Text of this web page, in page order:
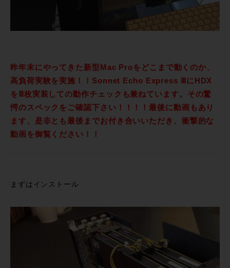
昨年末にやってきた新型Mac Proをどこまで動くのか、
高負荷実験を実施！！Sonnet Echo Express ⅢにHDX
をⅢ枚実装しての動作チェックも兼ねています。その驚
愕のスペックをご確認下さい！！！！最後に動画もあり
ます、是非とも最後までお付き合いいただき、衝撃的な
動画を御覧ください！！
まずはインストール